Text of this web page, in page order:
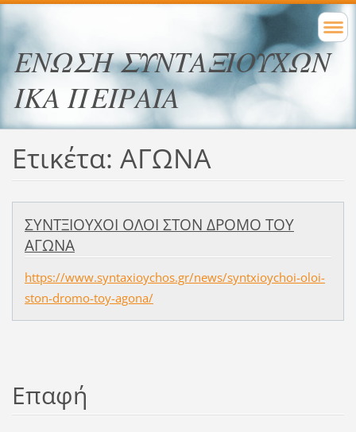
ΕΝΩΣΗ ΣΥΝΤΑΞΙΟΥΧΩΝ
ΙΚΑ ΠΕΙΡΑΙΑ
Ετικέτα: ΑΓΩΝΑ
ΣΥΝΤΞΙΟΥΧΟΙ ΟΛΟΙ ΣΤΟΝ ΔΡΟΜΟ ΤΟΥ
ΑΓΩΝΑ
https://www.syntaxioychos.gr/news/syntxioychoi-oloi-
ston-dromo-toy-agona/
Επαφή